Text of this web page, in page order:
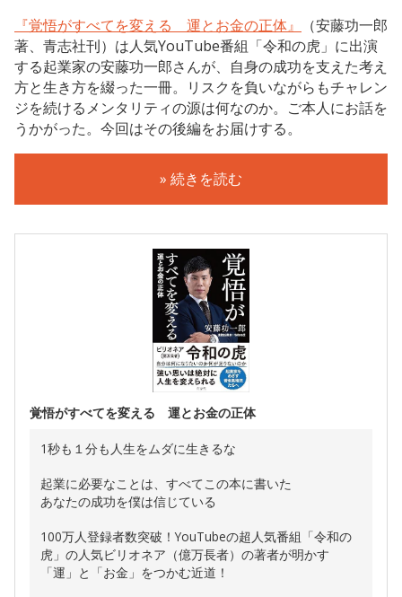
『覚悟がすべてを変える 運とお金の正体』
（安藤功一郎
著、青志社刊）は人気YouTube番組「令和の虎」に出演
する起業家の安藤功一郎さんが、自身の成功を支えた考え
方と生き方を綴った一冊。リスクを負いながらもチャレン
ジを続けるメンタリティの源は何なのか。ご本人にお話を
うかがった。今回はその後編をお届けする。
» 続きを読む
覚悟がすべてを変える 運とお金の正体
1秒も１分も人生をムダに生きるな
起業に必要なことは、すべてこの本に書いた
あなたの成功を僕は信じている
100万人登録者数突破！YouTubeの超人気番組「令和の
虎」の人気ビリオネア（億万長者）の著者が明かす
「運」と「お金」をつかむ近道！